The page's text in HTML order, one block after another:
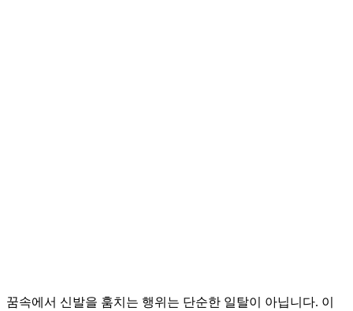
꿈속에서 신발을 훔치는 행위는 단순한 일탈이 아닙니다. 이